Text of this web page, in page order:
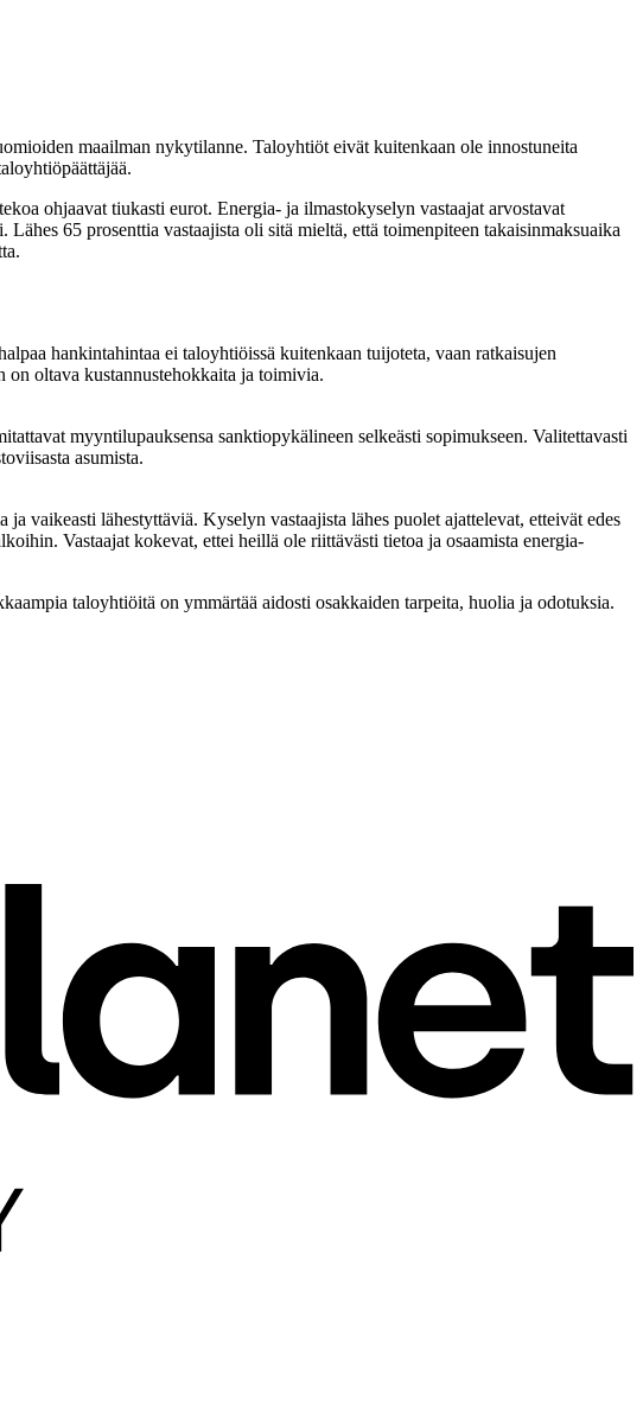
maailman nykytilanne. Taloyhtiöt eivät kuitenkaan ole innostuneita
ohjaavat tiukasti eurot. Energia- ja ilmastokyselyn vastaajat arvostavat
65 prosenttia vastaajista oli sitä mieltä, että toimenpiteen takaisinmaksuaika
hankintahintaa ei taloyhtiöissä kuitenkaan tuijoteta, vaan ratkaisujen
on oltava kustannustehokkaita ja toimivia.
myyntilupauksensa sanktiopykälineen selkeästi sopimukseen. Valitettavasti
asumista.
vaikeasti lähestyttäviä. Kyselyn vastaajista lähes puolet ajattelevat, etteivät edes
Vastaajat kokevat, ettei heillä ole riittävästi tietoa ja osaamista energia-
taloyhtiöitä on ymmärtää aidosti osakkaiden tarpeita, huolia ja odotuksia.